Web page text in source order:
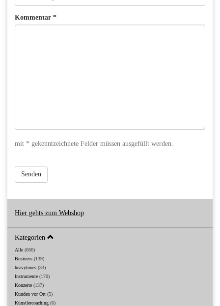
Kommentar *
mit * gekenntzeichnete Felder müssen ausgefüllt werden.
Senden
Hier gehts zum Webshop
Kategorien
Alle (666)
Business (139)
heavytones (33)
Instrumente (170)
Konzerte (137)
Kunden vor Ort (5)
Künstlercoaching (6)